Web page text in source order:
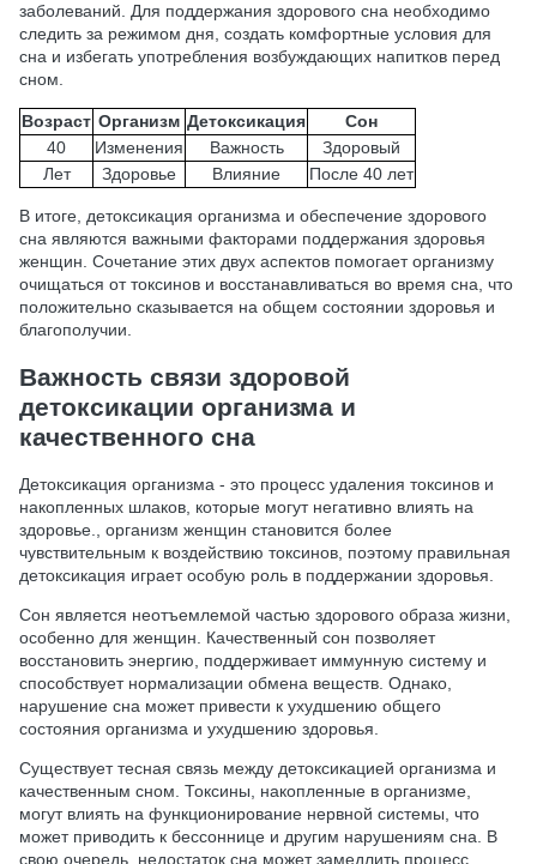
заболеваний. Для поддержания здорового сна необходимо
следить за режимом дня, создать комфортные условия для
сна и избегать употребления возбуждающих напитков перед
сном.
Возраст Организм Детоксикация
Сон
40
Изменения Важность
Здоровый
Лет
Здоровье Влияние После 40 лет
В итоге, детоксикация организма и обеспечение здорового
сна являются важными факторами поддержания здоровья
женщин. Сочетание этих двух аспектов помогает организму
очищаться от токсинов и восстанавливаться во время сна, что
положительно сказывается на общем состоянии здоровья и
благополучии.
Важность связи здоровой
детоксикации организма и
качественного сна
Детоксикация организма - это процесс удаления токсинов и
накопленных шлаков, которые могут негативно влиять на
здоровье., организм женщин становится более
чувствительным к воздействию токсинов, поэтому правильная
детоксикация играет особую роль в поддержании здоровья.
Сон является неотъемлемой частью здорового образа жизни,
особенно для женщин. Качественный сон позволяет
восстановить энергию, поддерживает иммунную систему и
способствует нормализации обмена веществ. Однако,
нарушение сна может привести к ухудшению общего
состояния организма и ухудшению здоровья.
Существует тесная связь между детоксикацией организма и
качественным сном. Токсины, накопленные в организме,
могут влиять на функционирование нервной системы, что
может приводить к бессоннице и другим нарушениям сна. В
свою очередь, недостаток сна может замедлить процесс